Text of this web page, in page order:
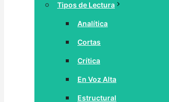
Tipos de Lectura
Analítica
Cortas
Crítica
En Voz Alta
Estructural